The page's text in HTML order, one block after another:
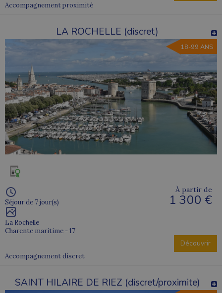
Accompagnement proximité
LA ROCHELLE (discret)
18-99 ANS
Séjour de 7 jour(s)
La Rochelle
Charente maritime - 17
À partir de
1 300 €
Découvrir
Accompagnement discret
SAINT HILAIRE DE RIEZ (discret/proximite)